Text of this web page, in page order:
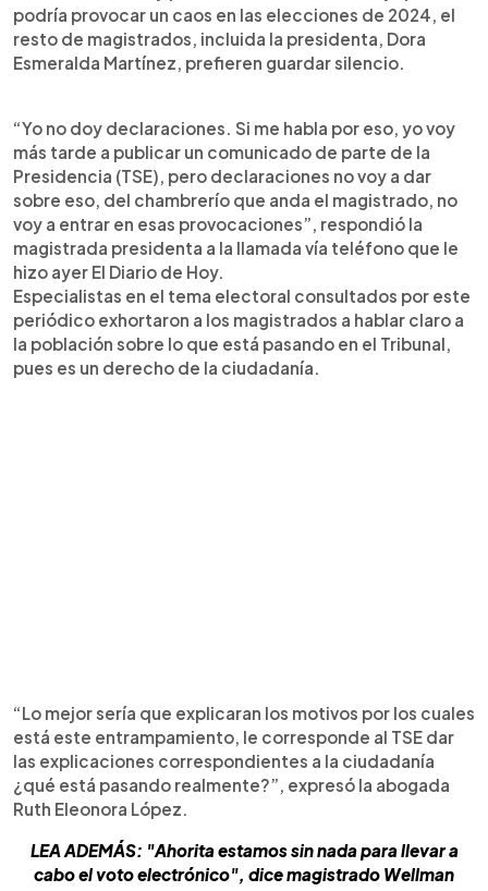
podría provocar un caos en las elecciones de 2024, el
resto de magistrados, incluida la presidenta, Dora
Esmeralda Martínez, prefieren guardar silencio.
“Yo no doy declaraciones. Si me habla por eso, yo voy
más tarde a publicar un comunicado de parte de la
Presidencia (TSE), pero declaraciones no voy a dar
sobre eso, del chambrerío que anda el magistrado, no
voy a entrar en esas provocaciones”, respondió la
magistrada presidenta a la llamada vía teléfono que le
hizo ayer El Diario de Hoy.
Especialistas en el tema electoral consultados por este
periódico exhortaron a los magistrados a hablar claro a
la población sobre lo que está pasando en el Tribunal,
pues es un derecho de la ciudadanía.
“Lo mejor sería que explicaran los motivos por los cuales
está este entrampamiento, le corresponde al TSE dar
las explicaciones correspondientes a la ciudadanía
¿qué está pasando realmente?”, expresó la abogada
Ruth Eleonora López.
LEA ADEMÁS: "Ahorita estamos sin nada para llevar a
cabo el voto electrónico", dice magistrado Wellman